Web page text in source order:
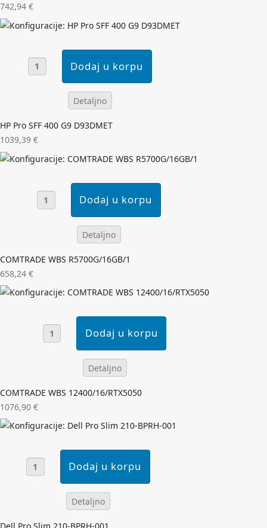
742,94 €
Detaljno
HP Pro SFF 400 G9 D93DMET
1039,39 €
Detaljno
COMTRADE WBS R5700G/16GB/1
658,24 €
Detaljno
COMTRADE WBS 12400/16/RTX5050
1076,90 €
Detaljno